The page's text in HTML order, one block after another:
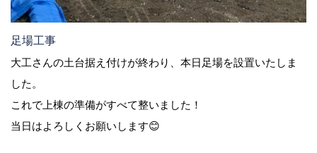
足場工事
大工さんの土台据え付けが終わり、本日足場を設置いたしま
した。
これで上棟の準備がすべて整いました！
当日はよろしくお願いします😊